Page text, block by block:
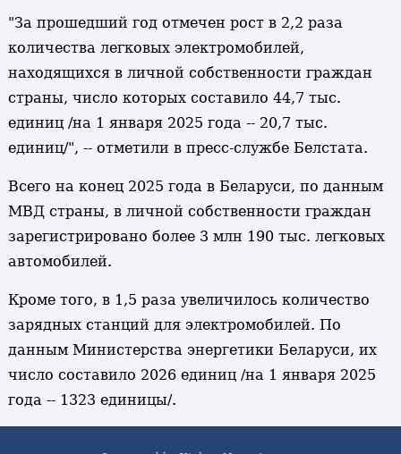
"За прошедший год отмечен рост в 2,2 раза
количества легковых электромобилей,
находящихся в личной собственности граждан
страны, число которых составило 44,7 тыс.
единиц /на 1 января 2025 года -- 20,7 тыс.
единиц/", -- отметили в пресс-службе Белстата.
Всего на конец 2025 года в Беларуси, по данным
МВД страны, в личной собственности граждан
зарегистрировано более 3 млн 190 тыс. легковых
автомобилей.
Кроме того, в 1,5 раза увеличилось количество
зарядных станций для электромобилей. По
данным Министерства энергетики Беларуси, их
число составило 2026 единиц /на 1 января 2025
года -- 1323 единицы/.